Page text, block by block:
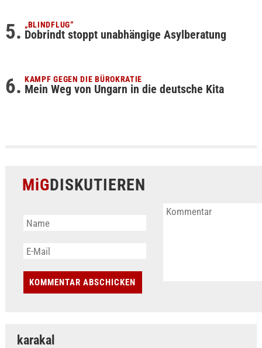
„BLINDFLUG“
Dobrindt stoppt unabhängige Asylberatung
KAMPF GEGEN DIE BÜROKRATIE
Mein Weg von Ungarn in die deutsche Kita
MiGDISKUTIEREN
karakal